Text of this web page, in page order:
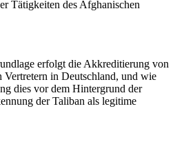
Tätigkeiten des Afghanischen
erfolgt die Akkreditierung von
Vertretern in Deutschland, und wie
dies vor dem Hintergrund der
der Taliban als legitime